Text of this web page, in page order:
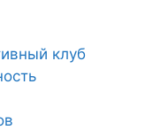
клуб